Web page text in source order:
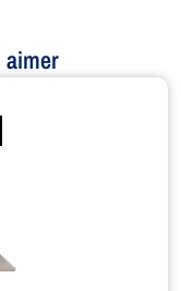
aimer